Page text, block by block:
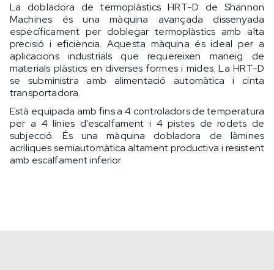
La dobladora de termoplàstics HRT-D de Shannon
Machines és una màquina avançada dissenyada
específicament per doblegar termoplàstics amb alta
precisió i eficiència. Aquesta màquina és ideal per a
aplicacions industrials que requereixen maneig de
materials plàstics en diverses formes i mides. La HRT-D
se subministra amb alimentació automàtica i cinta
transportadora.
Està equipada amb fins a 4 controladors de temperatura
per a 4 línies d'escalfament i 4 pistes de rodets de
subjecció. És una màquina dobladora de làmines
acríliques semiautomàtica altament productiva i resistent
amb escalfament inferior.